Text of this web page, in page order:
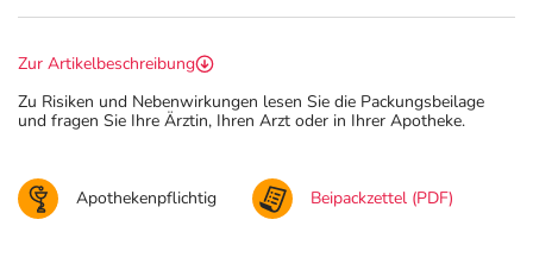
Zur Artikelbeschreibung
Zu Risiken und Nebenwirkungen lesen Sie die Packungsbeilage
und fragen Sie Ihre Ärztin, Ihren Arzt oder in Ihrer Apotheke.
Apothekenpflichtig Beipackzettel (PDF)